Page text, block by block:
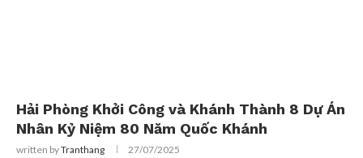
Hải Phòng Khởi Công và Khánh Thành 8 Dự Án
Nhân Kỷ Niệm 80 Năm Quốc Khánh
written byTranthang 27/07/2025